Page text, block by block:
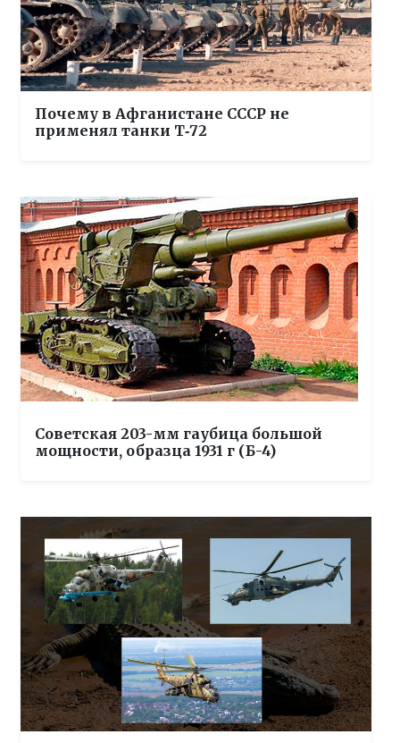
Почему в Афганистане СССР не
применял танки Т‑72
Советская 203-мм гаубица большой
мощности, образца 1931 г (Б-4)